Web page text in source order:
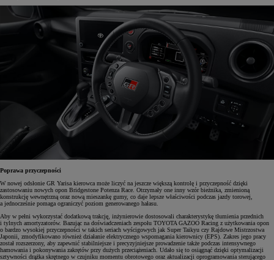
Poprawa przyczepności
W nowej odsłonie GR Yarisa kierowca może liczyć na jeszcze większą kontrolę i przyczepność dzięki
zastosowaniu nowych opon Bridgestone Potenza Race. Otrzymały one inny wzór bieżnika, zmienioną
konstrukcję wewnętrzną oraz nową mieszankę gumy, co daje lepsze właściwości podczas jazdy torowej,
a jednocześnie pomaga ograniczyć poziom generowanego hałasu.
Aby w pełni wykorzystać dodatkową trakcję, inżynierowie dostosowali charakterystykę tłumienia przednich
i tylnych amortyzatorów. Bazując na doświadczeniach zespołu TOYOTA GAZOO Racing z użytkowania opon
o bardzo wysokiej przyczepności w takich seriach wyścigowych jak Super Taikyu czy Rajdowe Mistrzostwa
Japonii, zmodyfikowano również działanie elektrycznego wspomagania kierownicy (EPS). Zakres jego pracy
został rozszerzony, aby zapewnić stabilniejsze i precyzyjniejsze prowadzenie także podczas intensywnego
hamowania i pokonywania zakrętów przy dużych przeciążeniach. Udało się to osiągnąć dzięki optymalizacji
sztywności drążka skrętnego w czujniku momentu obrotowego oraz aktualizacji oprogramowania sterującego